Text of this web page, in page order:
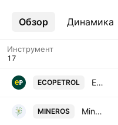
Обзор Динамика
Ещё
Инструмент
ECOPETROL Ecopetrol SA
MINEROS Mineros SA